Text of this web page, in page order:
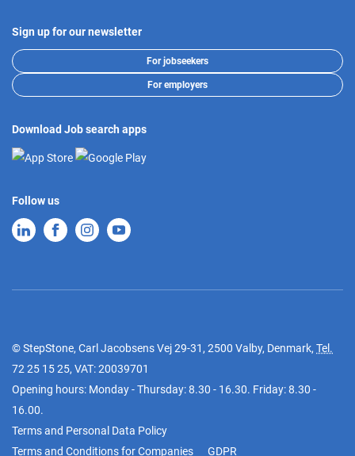
Sign up for our newsletter
For jobseekers
For employers
Download Job search apps
Follow us
© StepStone, Carl Jacobsens Vej 29-31, 2500 Valby, Denmark, Tel.
72 25 15 25, VAT: 20039701
Opening hours: Monday - Thursday: 8.30 - 16.30. Friday: 8.30 -
16.00.
Terms and Personal Data Policy
Terms and Conditions for Companies
GDPR